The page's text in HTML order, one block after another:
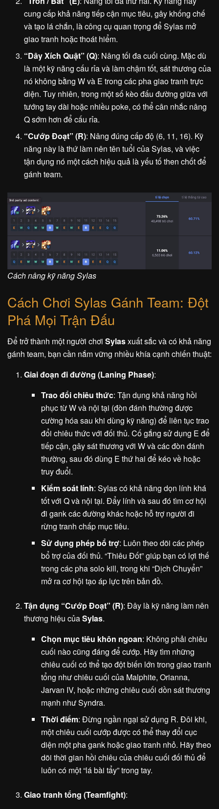
cung cấp khả năng tiếp cận mục tiêu, gây khống chế
và tạo lá chắn, là công cụ quan trọng để Sylas mở
giao tranh hoặc thoát hiểm.
“Dây Xích Quật” (Q): Nâng tối đa cuối cùng. Mặc dù
là một kỹ năng cấu rỉa và làm chậm tốt, sát thương của
nó không bằng W và E trong các pha giao tranh trực
diện. Tuy nhiên, trong một số kèo đấu đường giữa với
tướng tay dài hoặc nhiều poke, có thể cân nhắc nâng
Q sớm hơn để cấu rỉa.
“Cướp Đoạt” (R): Nâng đúng cấp độ (6, 11, 16). Kỹ
năng này là thứ làm nên tên tuổi của Sylas, và việc
tận dụng nó một cách hiệu quả là yếu tố then chốt để
gánh team.
Cách nâng kỹ năng Sylas
Cách Chơi Sylas Gánh Team: Đột
Phá Mọi Trận Đấu
Để trở thành một người chơi Sylasxuất sắc và có khả năng
gánh team, bạn cần nắm vững nhiều khía cạnh chiến thuật:
Giai đoạn đi đường (Laning Phase):
Trao đổi chiêu thức: Tận dụng khả năng hồi
phục từ W và nội tại (đòn đánh thường được
cường hóa sau khi dùng kỹ năng) để liên tục trao
đổi chiêu thức với đối thủ. Cố gắng sử dụng E để
tiếp cận, gây sát thương với W và các đòn đánh
thường, sau đó dùng E thứ hai để kéo về hoặc
truy đuổi.
Kiểm soát lính: Sylas có khả năng dọn lính khá
tốt với Q và nội tại. Đẩy lính và sau đó tìm cơ hội
đi gank các đường khác hoặc hỗ trợ người đi
rừng tranh chấp mục tiêu.
Sử dụng phép bổ trợ: Luôn theo dõi các phép
bổ trợ của đối thủ. “Thiêu Đốt” giúp bạn có lợi thế
trong các pha solo kill, trong khi “Dịch Chuyển”
mở ra cơ hội tạo áp lực trên bản đồ.
Tận dụng “Cướp Đoạt” (R): Đây là kỹ năng làm nên
thương hiệu củaSylas.
Chọn mục tiêu khôn ngoan: Không phải chiêu
cuối nào cũng đáng để cướp. Hãy tìm những
chiêu cuối có thể tạo đột biến lớn trong giao tranh
tổng như chiêu cuối của Malphite, Orianna,
Jarvan IV, hoặc những chiêu cuối dồn sát thương
mạnh như Syndra.
Thời điểm: Đừng ngần ngại sử dụng R. Đôi khi,
một chiêu cuối cướp được có thể thay đổi cục
diện một pha gank hoặc giao tranh nhỏ. Hãy theo
dõi thời gian hồi chiêu của chiêu cuối đối thủ để
luôn có một “lá bài tẩy” trong tay.
Giao tranh tổng (Teamfight):